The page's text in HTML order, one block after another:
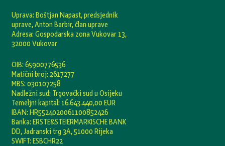
Uprava: Boštjan Napast, predsjednik
uprave, Anton Barbir, član uprave
Adresa: Gospodarska zona Vukovar 13,
32000 Vukovar
OIB: 65900776536
Matični broj: 2617277
MBS: 030107258
Nadležni sud: Trgovački sud u Osijeku
Temeljni kapital: 16.643.440,00 EUR
IBAN: HR5524020061100852426
Banka: ERSTE&STEIERMARKISCHE BANK
DD, Jadranski trg 3A, 51000 Rijeka
SWIFT: ESBCHR22